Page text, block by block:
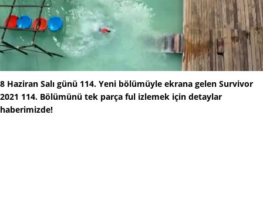
8 Haziran Salı günü 114. Yeni bölümüyle ekrana gelen Survivor
2021 114. Bölümünü tek parça ful izlemek için detaylar
haberimizde!